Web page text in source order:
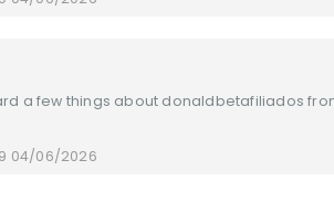
a few things about donaldbetafiliados
04/06/2026 at 20:59